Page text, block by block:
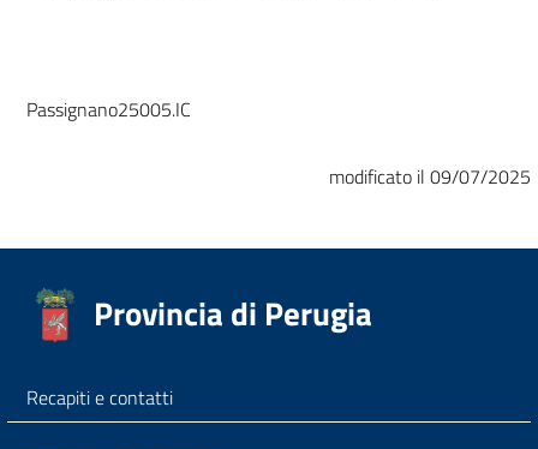
Passignano25005.IC
modificato il 09/07/2025
Provincia di Perugia
Recapiti e contatti